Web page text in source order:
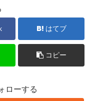
はてブ
コピー
ローする